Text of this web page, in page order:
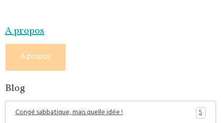
A propos
A propos
Blog
Congé sabbatique, mais quelle idée !
5